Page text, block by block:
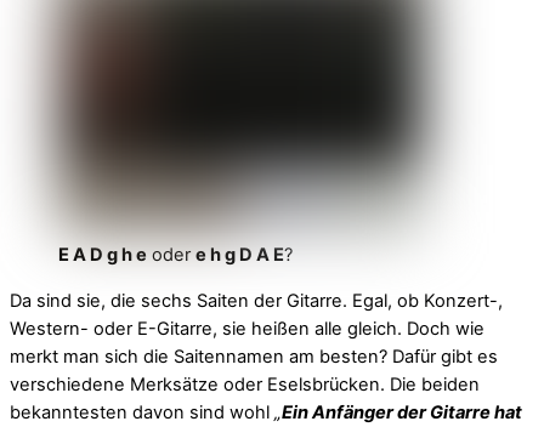
E A D g h e odere h g D A E?
Da sind sie, die sechs Saiten der Gitarre. Egal, ob Konzert-,
Western- oder E-Gitarre, sie heißen alle gleich. Doch wie
merkt man sich die Saitennamen am besten? Dafür gibt es
verschiedene Merksätze oder Eselsbrücken. Die beiden
bekanntesten davon sind wohl „Ein Anfänger der Gitarre hat